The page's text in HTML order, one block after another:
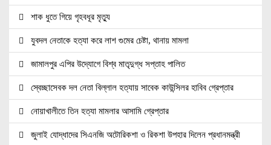
শাক ধুতে গিয়ে গৃহবধূর মৃত্যু
যুবদল নেতাকে হত্যা করে লাশ গুমের চেষ্টা, থানায় মামলা
জামালপুর এপির উদ্যোগে বিশ্ব মাতৃদুগ্ধ সপ্তাহ পালিত
স্বেচ্ছাসেবক দল নেতা বিল্লাল হত্যায় সাবেক কাউন্সিলর হাবিব গ্রেপ্তার
নোয়াখালীতে তিন হত্যা মামলার আসামি গ্রেপ্তার
জুলাই যোদ্ধাদের সিএনজি অটোরিকশা ও রিকশা উপহার দিলেন প্রধানমন্ত্রী